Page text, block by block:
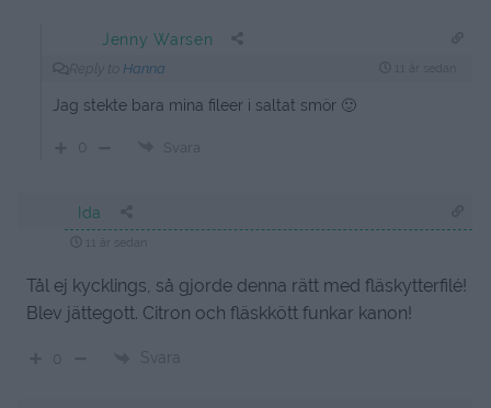
Jenny Warsen
Hanna
Jag stekte bara mina fileer i saltat smör 🙂
Svara
Ida
11 år sedan
Tål ej kycklings, så gjorde denna rätt med fläskytterfilé!
Blev jättegott. Citron och fläskkött funkar kanon!
Svara